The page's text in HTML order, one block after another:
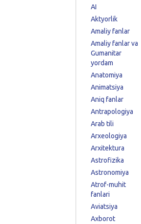
AI
Aktyorlik
Amaliy fanlar
Amaliy fanlar va
Gumanitar
yordam
Anatomiya
Animatsiya
Aniq fanlar
Antrapologiya
Arab tili
Arxeologiya
Arxitektura
Astrofizika
Astronomiya
Atrof-muhit
fanlari
Aviatsiya
Axborot